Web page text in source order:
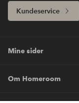
Kundeservice
Mine sider
Om Homeroom